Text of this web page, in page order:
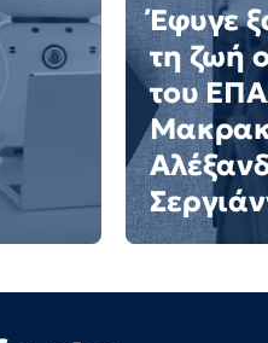
Έφυγε
τη ζωή
του